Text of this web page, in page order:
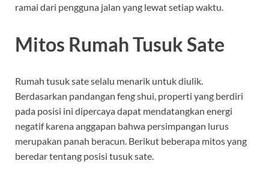
ramai dari pengguna jalan yang lewat setiap waktu.
Mitos Rumah Tusuk Sate
Rumah tusuk sate selalu menarik untuk diulik.
Berdasarkan pandangan feng shui, properti yang berdiri
pada posisi ini dipercaya dapat mendatangkan energi
negatif karena anggapan bahwa persimpangan lurus
merupakan panah beracun. Berikut beberapa mitos yang
beredar tentang posisi tusuk sate.